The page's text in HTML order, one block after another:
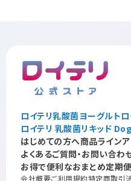
ロイテリ乳酸菌ヨーグルト
ロイテリ 乳酸菌リキッド
はじめての方へ商品ライン
よくあるご質問・お問い合わ
お得で便利なおまとめ定期便
会社概要ご利用規約特定商取引